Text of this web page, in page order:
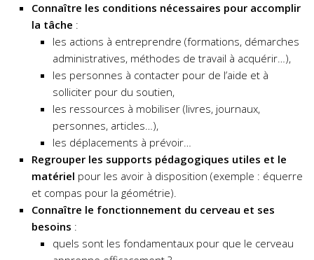
Connaître les conditions nécessaires pour accomplir
la tâche :
les actions à entreprendre (formations, démarches
administratives, méthodes de travail à acquérir…),
les personnes à contacter pour de l’aide et à
solliciter pour du soutien,
les ressources à mobiliser (livres, journaux,
personnes, articles…),
les déplacements à prévoir…
Regrouper les supports pédagogiques utiles et le
matériel pour les avoir à disposition (exemple : équerre
et compas pour la géométrie).
Connaître le fonctionnement du cerveau et ses
besoins :
quels sont les fondamentaux pour que le cerveau